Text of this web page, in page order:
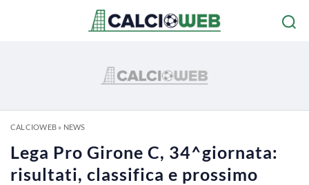
CALCIOWEB» NEWS
Lega Pro Girone C, 34^giornata:
risultati, classifica e prossimo